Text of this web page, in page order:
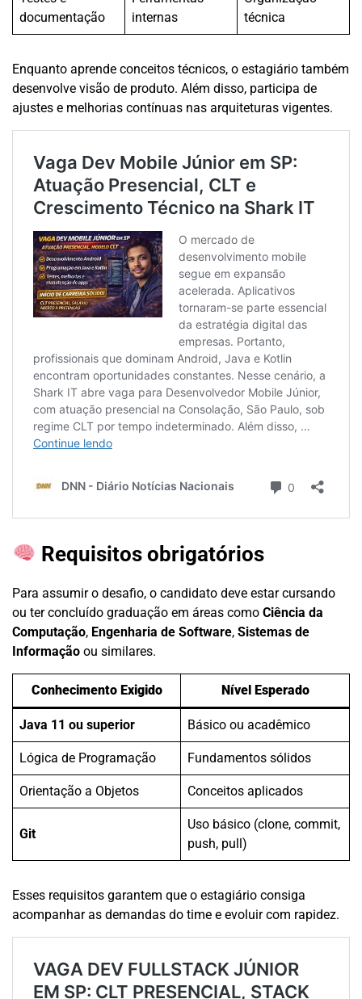
documentação
internas
técnica
Enquanto aprende conceitos técnicos, o estagiário também
desenvolve visão de produto. Além disso, participa de
ajustes e melhorias contínuas nas arquiteturas vigentes.
Requisitos obrigatórios
Para assumir o desafio, o candidato deve estar cursando
ou ter concluído graduação em áreas como Ciência da
Computação, Engenharia de Software, Sistemas de
Informação ou similares.
Conhecimento Exigido Nível Esperado
Java 11 ou superior Básico ou acadêmico
Lógica de Programação Fundamentos sólidos
Orientação a Objetos Conceitos aplicados
Git
Uso básico (clone, commit,
push, pull)
Esses requisitos garantem que o estagiário consiga
acompanhar as demandas do time e evoluir com rapidez.